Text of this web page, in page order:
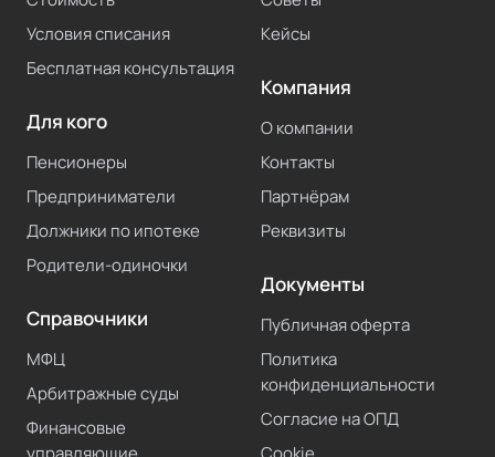
Условия списания
Бесплатная консультация
Для кого
Пенсионеры
Предприниматели
Должники по ипотеке
Родители-одиночки
Справочники
МФЦ
Арбитражные суды
Финансовые
Кейсы
Компания
О компании
Контакты
Партнёрам
Реквизиты
Документы
Публичная оферта
Политика
конфиденциальности
Согласие на ОПД